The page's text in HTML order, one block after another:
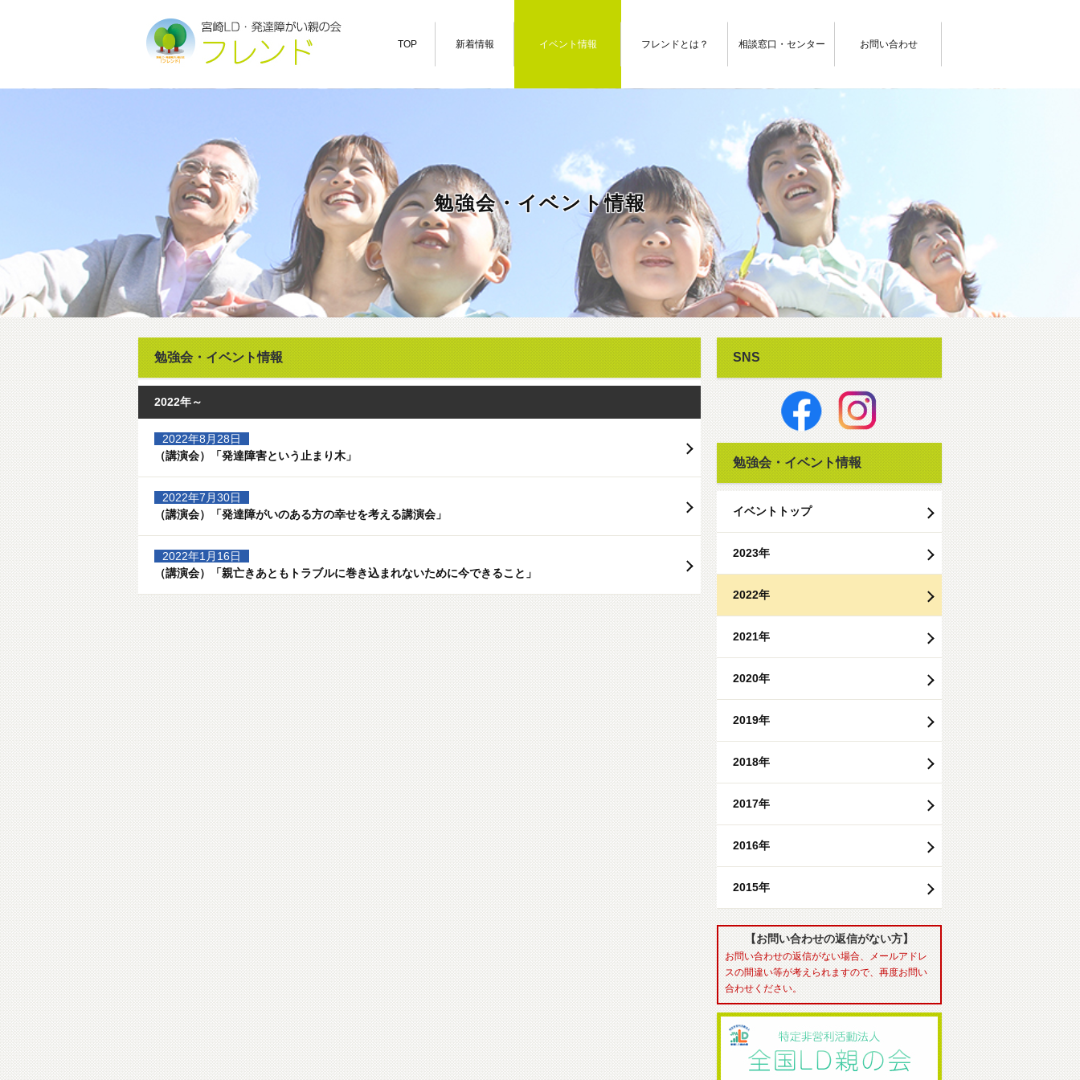
TOP 新着情報 イベント情報 フレンドとは？ 相談窓口・センター お問い合わせ
勉強会・イベント情報
勉強会・イベント情報
2022年～
2022年8月28日
（講演会）「発達障害という止まり木」
2022年7月30日
（講演会）「発達障がいのある方の幸せを考える講演会」
2022年1月16日
（講演会）「親亡きあともトラブルに巻き込まれないために今できること」
SNS
勉強会・イベント情報
イベントトップ
2023年
2022年
2021年
2020年
2019年
2018年
2017年
2016年
2015年
【お問い合わせの返信がない方】
お問い合わせの返信がない場合、メールアドレ
スの間違い等が考えられますので、再度お問い
合わせください。